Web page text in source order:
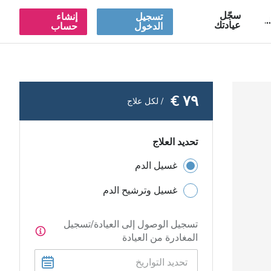
سجّل
عيادتك
تسجيل
الدخول
إنشاء
حساب
٧٩ € / لكل علاج
تحديد العلاج
غسيل الدم
غسيل وترشيح الدم
تسجيل الوصول إلى العيادة/تسجيل
المغادرة من العيادة